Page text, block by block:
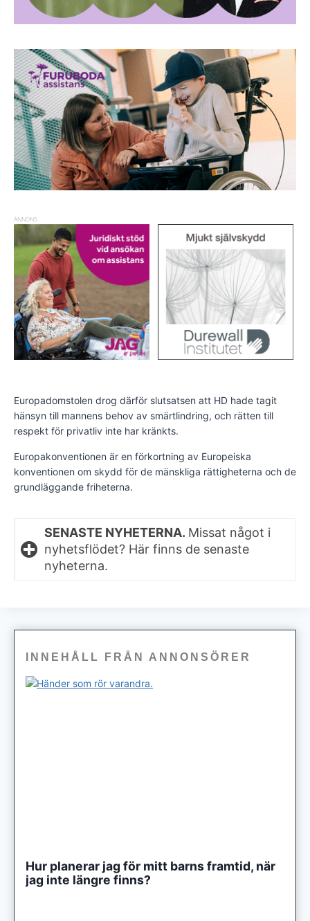
ANNONS
Europadomstolen drog därför slutsatsen att HD hade tagit
hänsyn till mannens behov av smärtlindring, och rätten till
respekt för privatliv inte har kränkts.
Europakonventionen är en förkortning av Europeiska
konventionen om skydd för de mänskliga rättigheterna och de
grundläggande friheterna.
SENASTE NYHETERNA. Missat något i
nyhetsflödet? Här finns de senaste
nyheterna.
INNEHÅLL FRÅN ANNONSÖRER
Hur planerar jag för mitt barns framtid, när
jag inte längre finns?